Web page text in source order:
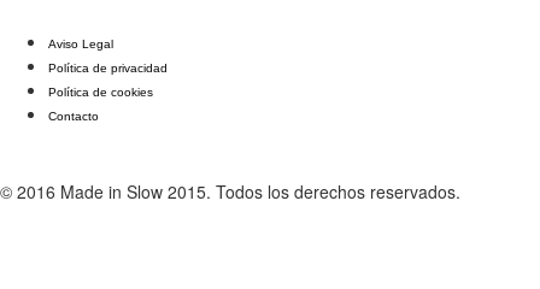
Aviso Legal
Política de privacidad
Política de cookies
Contacto
© 2016 Made in Slow 2015. Todos los derechos reservados.